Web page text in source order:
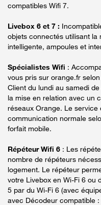
compatibles Wifi 7.
Livebox 6 et 7 :
objets connectés utilisant la
intelligente, ampoules et
Spécialistes Wifi :
vous pris sur orange.fr
Client du lundi au samedi
la mise en relation avec un
réseaux Orange. Le service
communication normale
forfait mobile.
Répéteur Wifi 6 : Les
nombre de répéteurs
logement. Le répéteur
votre Livebox en Wi-Fi 6 ou
5 par du Wi-Fi 6 (avec
avec Décodeur compatible